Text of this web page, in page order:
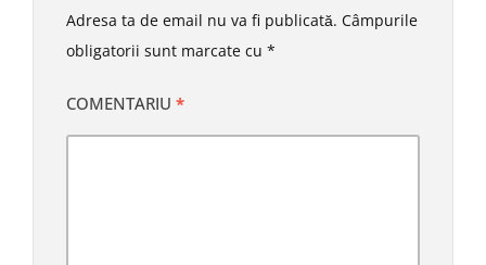
Adresa ta de email nu va fi publicată. Câmpurile
obligatorii sunt marcate cu *
COMENTARIU *